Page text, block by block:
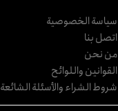
سياسة الخصوصية
اتصل بنا
من نحن
القوانين واللوائح
شروط الشراء والأسئلة الشائعة